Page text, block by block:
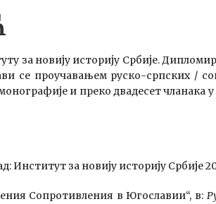
новију историју Србије.
се проучавањем руско-српских /
и преко двадесет
Институт за новију историју Србије
Сопротивления в Югославии“, в: